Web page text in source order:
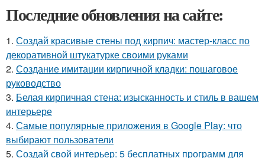
Последние обновления на сайте:
1. Создай красивые стены под кирпич: мастер-класс по
декоративной штукатурке своими руками
2. Создание имитации кирпичной кладки: пошаговое
руководство
3. Белая кирпичная стена: изысканность и стиль в вашем
интерьере
4. Самые популярные приложения в Google Play: что
выбирают пользователи
5. Создай свой интерьер: 5 бесплатных программ для